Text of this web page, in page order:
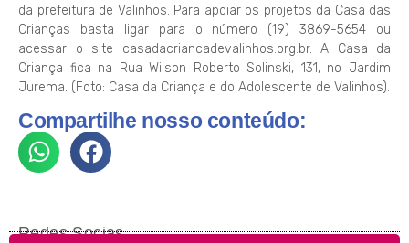
da prefeitura de Valinhos. Para apoiar os projetos da Casa das
Crianças basta ligar para o número (19) 3869-5654 ou
acessar o site casadacriancadevalinhos.org.br. A Casa da
Criança fica na Rua Wilson Roberto Solinski, 131, no Jardim
Jurema. (Foto: Casa da Criança e do Adolescente de Valinhos).
Compartilhe nosso conteúdo:
Redes Socias